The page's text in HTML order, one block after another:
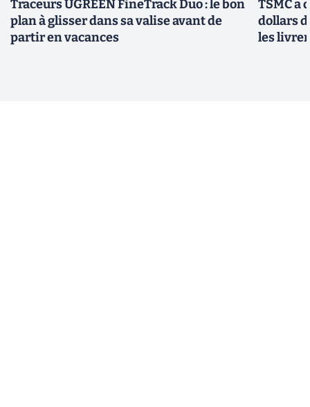
Traceurs UGREEN FineTrack Duo : le bon
plan à glisser dans sa valise avant de
partir en vacances
TSMC a
dollars
les livrer